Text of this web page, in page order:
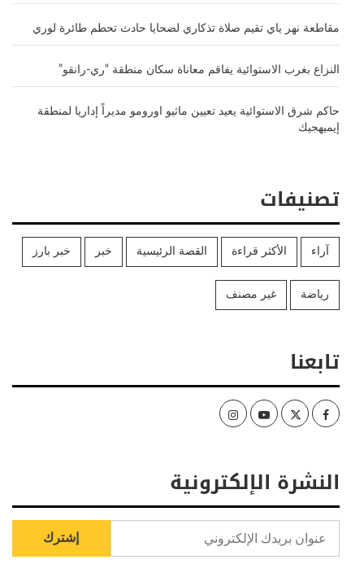
مقاطعة نهر ياي تقيم صلاة تذكاري لضحايا حادث تحطم طائرة لوري
النزاع بغرب الاستوائية يفاقم معاناة سكان منطقة “ري-رانقو”
حاكم شرق الاستوائية يعيد تعيين ماثيو اورومو مديراً إداريا لمنطقة
إيميهجيك
تصنيفات
آراء الأكثر قراءة القصة الرئيسية خبر خبر بارز
رياضة غير مصنف
تابعنا
Facebook
Twitter
Youtube
Instagram
النشرة الإلكترونية